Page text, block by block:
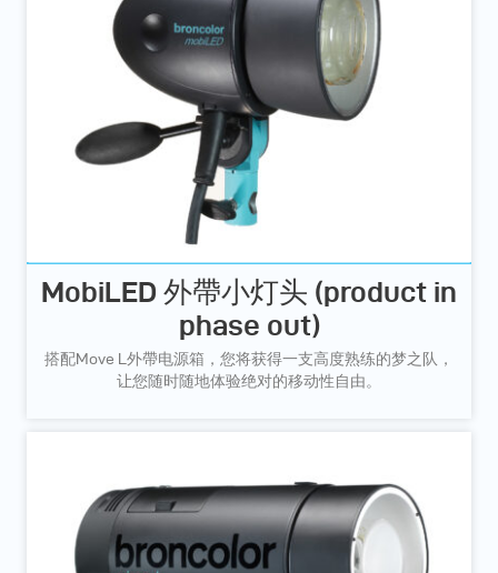
MobiLED 外帶小灯头 (product in
phase out)
搭配Move L外帶电源箱，您将获得一支高度熟练的梦之队，
让您随时随地体验绝对的移动性自由。